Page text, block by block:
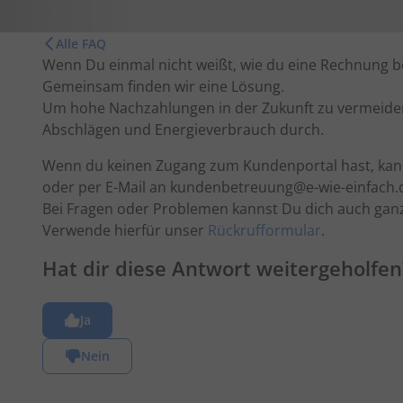
Alle FAQ
Wenn Du einmal nicht weißt, wie du eine Rechnung
Gemeinsam finden wir eine Lösung.
Um hohe Nachzahlungen in der Zukunft zu
Abschlägen und Energieverbrauch durch.
Wenn du keinen Zugang zum Kundenportal hast,
oder per E-Mail an kundenbetreuung@e-wie-
Bei Fragen oder Problemen kannst Du dich auch
Verwende hierfür unser Rückrufformular.
Hat dir diese Antwort
Ja
Nein